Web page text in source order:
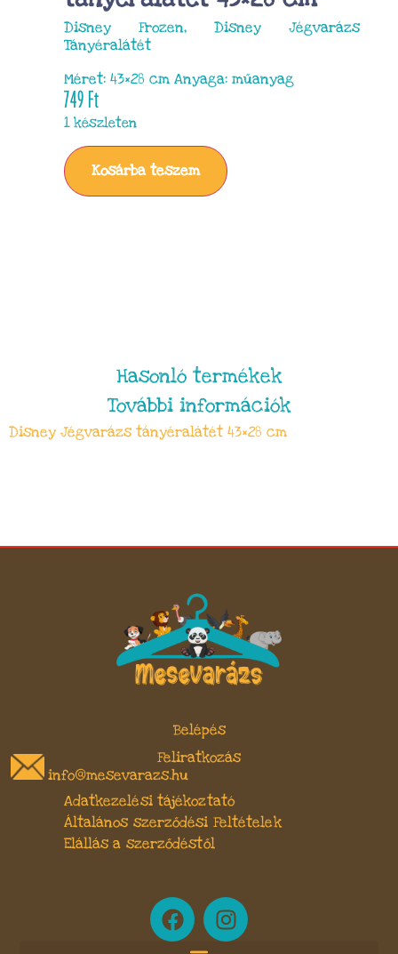
Disney Frozen, Disney Jégvarázs
Tányéralátét
Méret: 43×28 cm Anyaga: műanyag
749Ft
1 készleten
Kosárba teszem
Hasonló termékek
További információk
Disney Jégvarázs tányéralátét 43×28 cm
Belépés
Feliratkozás
info@mesevarazs.hu
Adatkezelési tájékoztató
Általános szerződési Feltételek
Elállás a szerződéstől